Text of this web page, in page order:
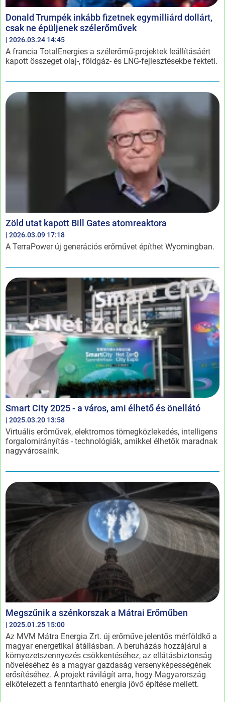
Donald Trumpék inkább fizetnek egymilliárd dollárt,
csak ne épüljenek szélerőművek
| 2026.03.24 14:45
A francia TotalEnergies a szélerőmű-projektek leállításáért
kapott összeget olaj-, földgáz- és LNG-fejlesztésekbe fekteti.
Zöld utat kapott Bill Gates atomreaktora
| 2026.03.09 17:18
A TerraPower új generációs erőművet építhet Wyomingban.
Smart City 2025 - a város, ami élhető és önellátó
| 2025.03.20 13:58
Virtuális erőművek, elektromos tömegközlekedés, intelligens
forgalomirányítás - technológiák, amikkel élhetők maradnak
nagyvárosaink.
Megszűnik a szénkorszak a Mátrai Erőműben
| 2025.01.25 15:00
Az MVM Mátra Energia Zrt. új erőműve jelentős mérföldkő a
magyar energetikai átállásban. A beruházás hozzájárul a
környezetszennyezés csökkentéséhez, az ellátásbiztonság
növeléséhez és a magyar gazdaság versenyképességének
erősítéséhez. A projekt rávilágít arra, hogy Magyarország
elkötelezett a fenntartható energia jövő építése mellett.